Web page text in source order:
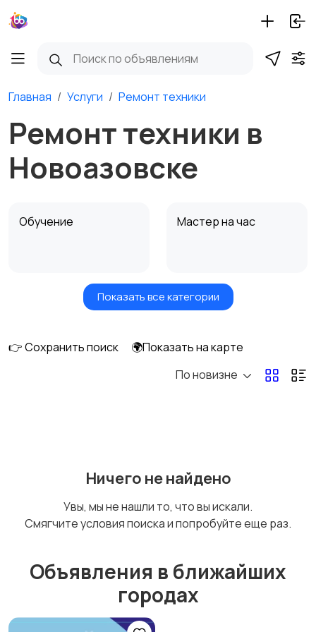
Главная Услуги Ремонт техники
Ремонт техники в
Новоазовске
Обучение Мастер на час
Красота и здоровье
Транспорт,
IT, интернет, телеком
Организация
Показать все категории
👉 Сохранить поиск
🌍Показать на карте
По новизне
Ничего не найдено
Увы, мы не нашли то, что вы искали.
Смягчите условия поиска и попробуйте еще раз.
Объявления в ближайших
городах